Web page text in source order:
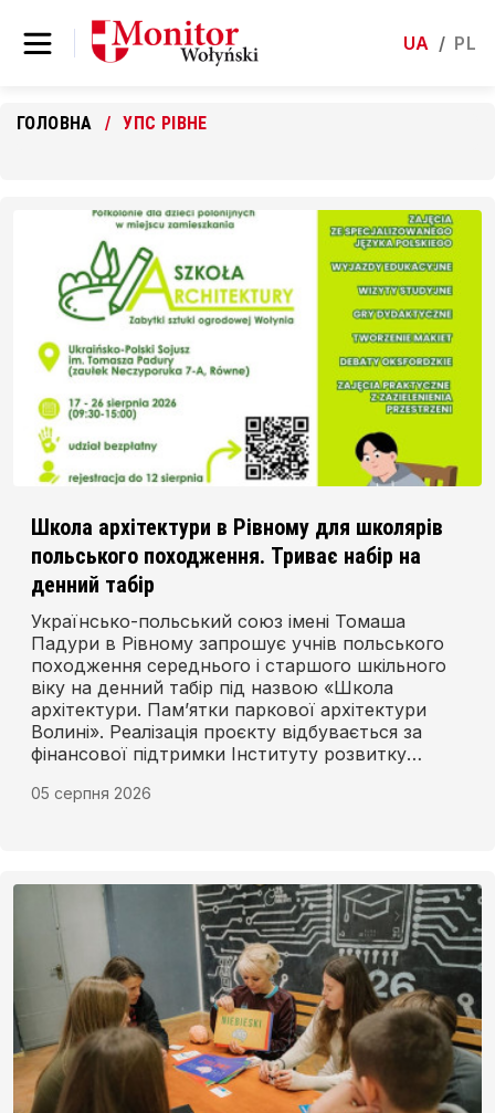
UA / PL
ГОЛОВНА УПС РІВНЕ
Школа архітектури в Рівному для школярів
польського походження. Триває набір на
денний табір
Українсько-польський союз імені Томаша
Падури в Рівному запрошує учнів польського
походження середнього і старшого шкільного
віку на денний табір під назвою «Школа
архітектури. Пам’ятки паркової архітектури
Волині». Реалізація проєкту відбувається за
фінансової підтримки Інституту розвитку
05 серпня 2026